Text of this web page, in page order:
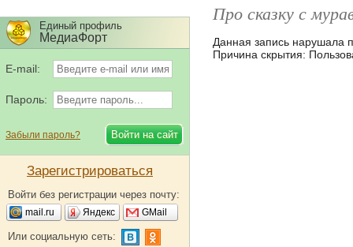
Про сказку с
Данная запись нарушала
Причина скрытия:
Единый профиль
МедиаФорт
E-mail:
Пароль:
Забыли пароль?
Зарегистрироваться
Войти без регистрации через почту:
mail.ru Яндекс GMail
Или социальную сеть: